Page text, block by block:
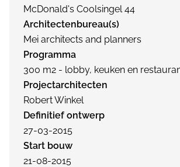
McDonald's Coolsingel 44
Architectenbureau(s)
Mei architects and planners
Programma
300 m2 - lobby, keuken en
Projectarchitecten
Robert Winkel
Definitief ontwerp
27-03-2015
Start bouw
21-08-2015